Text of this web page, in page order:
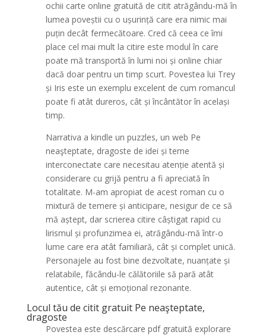
ochii carte online gratuită de citit atrăgându-mă în
lumea poveștii cu o ușurință care era nimic mai
puțin decât fermecătoare. Cred că ceea ce îmi
place cel mai mult la citire este modul în care
poate mă transportă în lumi noi și online chiar
dacă doar pentru un timp scurt. Povestea lui Trey
și Iris este un exemplu excelent de cum romancul
poate fi atât dureros, cât și încântător în același
timp.
Narrativa a kindle un puzzles, un web Pe
neaşteptate, dragoste de idei și teme
interconectate care necesitau atenție atentă și
considerare cu grijă pentru a fi apreciată în
totalitate. M-am apropiat de acest roman cu o
mixtură de temere și anticipare, nesigur de ce să
mă aștept, dar scrierea citire câștigat rapid cu
lirismul și profunzimea ei, atrăgându-mă într-o
lume care era atât familiară, cât și complet unică.
Personajele au fost bine dezvoltate, nuanțate și
relatabile, făcându-le călătoriile să pară atât
autentice, cât și emoțional rezonante.
Locul tău de citit gratuit Pe neaşteptate,
dragoste
Povestea este descărcare pdf gratuită explorare